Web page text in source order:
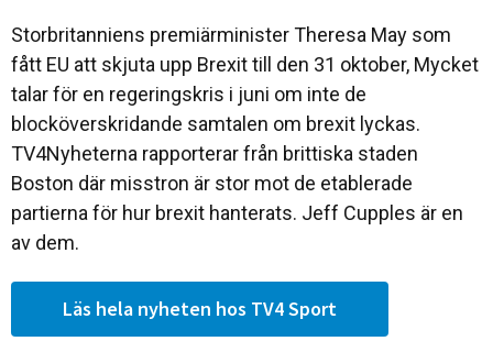
Storbritanniens premiärminister Theresa May som
fått EU att skjuta upp Brexit till den 31 oktober, Mycket
talar för en regeringskris i juni om inte de
blocköverskridande samtalen om brexit lyckas.
TV4Nyheterna rapporterar från brittiska staden
Boston där misstron är stor mot de etablerade
partierna för hur brexit hanterats. Jeff Cupples är en
av dem.
Läs hela nyheten hos TV4 Sport